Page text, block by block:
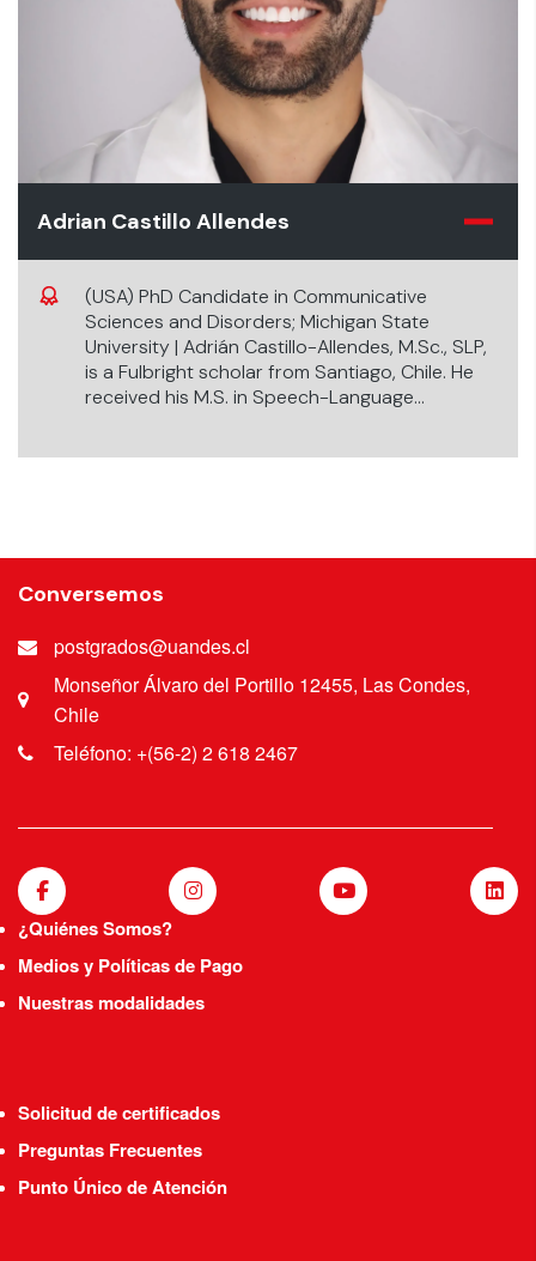
Adrian Castillo Allendes
(USA) PhD Candidate in Communicative
Sciences and Disorders; Michigan State
University | Adrián Castillo-Allendes, M.Sc., SLP,
is a Fulbright scholar from Santiago, Chile. He
received his M.S. in Speech-Language
Conversemos
postgrados@uandes.cl
Monseñor Álvaro del Portillo 12455, Las Condes,
Chile
Teléfono: +(56-2) 2 618 2467
¿Quiénes Somos?
Medios y Políticas de Pago
Nuestras modalidades
Solicitud de certificados
Preguntas Frecuentes
Punto Único de Atención